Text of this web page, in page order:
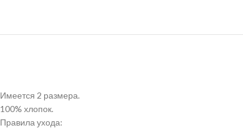
Имеется 2 размера.
100% хлопок.
Правила ухода: